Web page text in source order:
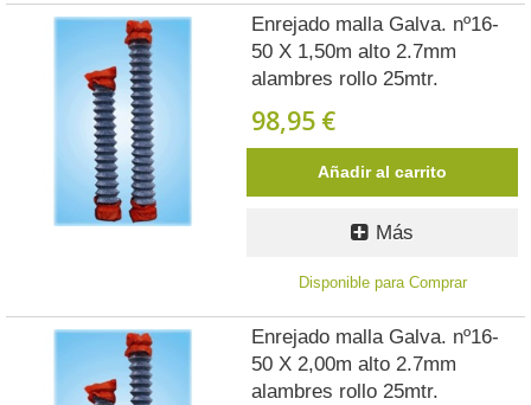
Enrejado malla Galva. nº16-
50 X 1,50m alto 2.7mm
alambres rollo 25mtr.
98,95 €
Añadir al carrito
Más
Disponible para Comprar
Enrejado malla Galva. nº16-
50 X 2,00m alto 2.7mm
alambres rollo 25mtr.